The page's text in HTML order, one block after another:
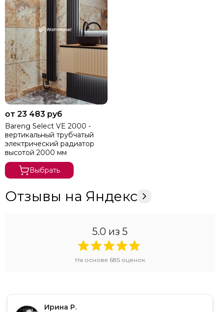
от 23 483 руб
Bareng Select VE 2000 -
вертикальный трубчатый
электрический радиатор
высотой 2000 мм
Выбрать
Отзывы на Яндекс
5.0 из 5
На основе 685оценок
Ирина Р.